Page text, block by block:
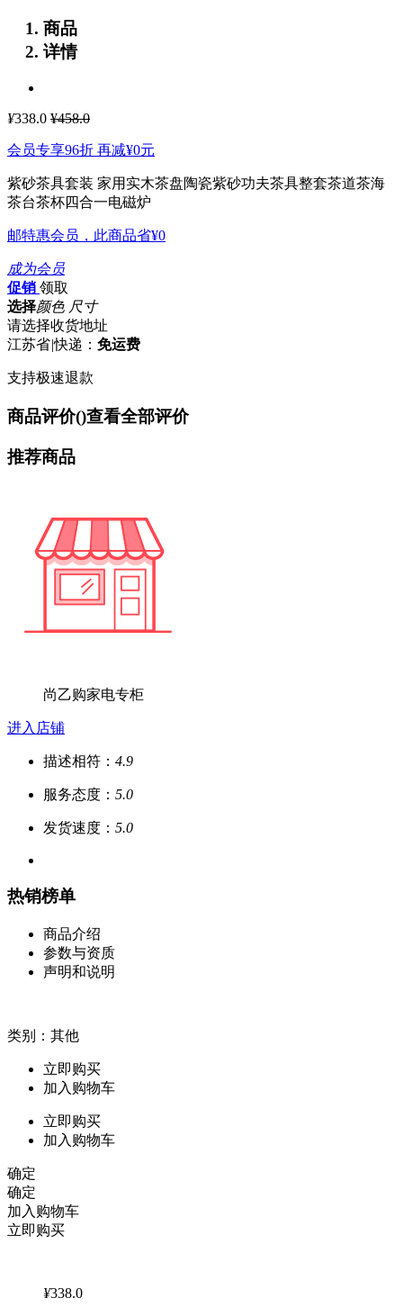
商品
详情
¥338.0 ¥458.0
会员专享96折 再减¥0元
紫砂茶具套装 家用实木茶盘陶瓷紫砂功夫茶具整套茶道茶海
茶台茶杯四合一电磁炉
邮特惠会员，此商品省¥0
成为会员
促销 领取
选择颜色 尺寸
请选择收货地址
江苏省|快递： 免运费
支持极速退款
商品评价()查看全部评价
推荐商品
尚乙购家电专柜
进入店铺
描述相符： 4.9
服务态度： 5.0
发货速度： 5.0
热销榜单
商品介绍
参数与资质
声明和说明
类别：其他
立即购买
加入购物车
立即购买
加入购物车
确定
确定
加入购物车
立即购买
¥338.0